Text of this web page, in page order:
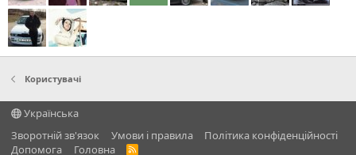
Користувачі
Українська
Зворотній зв'язок
Умови і правила
Політика конфіденційності
Дoпoмoга
Головна
R